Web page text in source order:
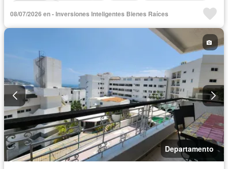
08/07/2026 en - Inversiones Inteligentes Bienes Raíces
Departamento